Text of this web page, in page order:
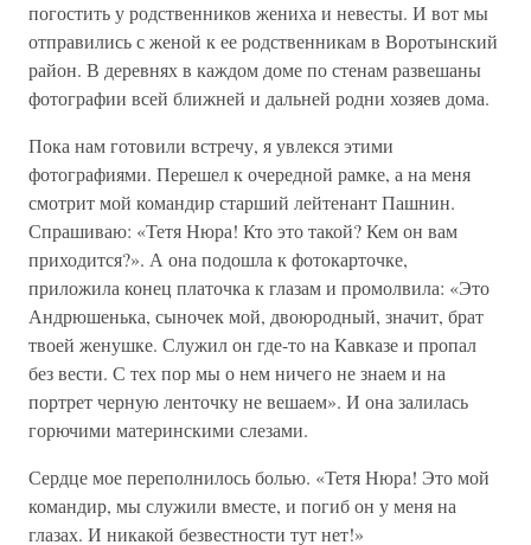
погостить у родственников жениха и невесты. И вот мы
отправились с женой к ее родственникам в Воротынский
район. В деревнях в каждом доме по стенам развешаны
фотографии всей ближней и дальней родни хозяев дома.
Пока нам готовили встречу, я увлекся этими
фотографиями. Перешел к очередной рамке, а на меня
смотрит мой командир старший лейтенант Пашнин.
Спрашиваю: «Тетя Нюра! Кто это такой? Кем он вам
приходится?». А она подошла к фотокарточке,
приложила конец платочка к глазам и промолвила: «Это
Андрюшенька, сыночек мой, двоюродный, значит, брат
твоей женушке. Служил он где-то на Кавказе и пропал
без вести. С тех пор мы о нем ничего не знаем и на
портрет черную ленточку не вешаем». И она залилась
горючими материнскими слезами.
Сердце мое переполнилось болью. «Тетя Нюра! Это мой
командир, мы служили вместе, и погиб он у меня на
глазах. И никакой безвестности тут нет!»